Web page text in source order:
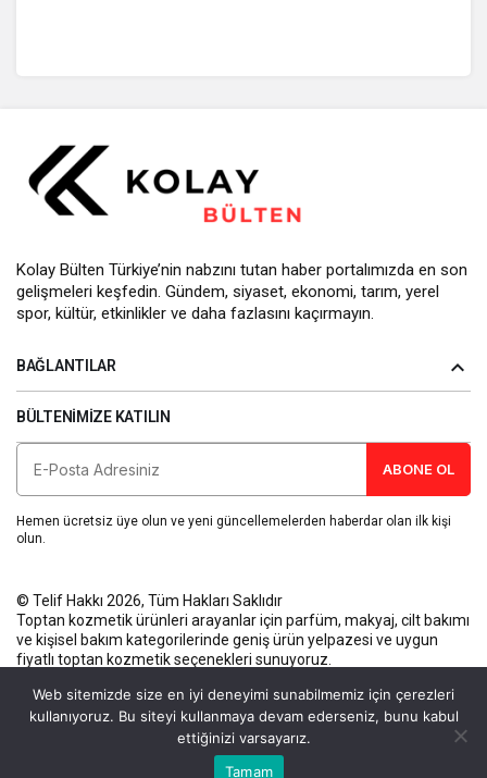
Bu web sitesinde en iyi deneyimi yaşamanızı sağlamak için
Kolay Bülten Türkiye’nin nabzını tutan haber portalımızda en son
gelişmeleri keşfedin. Gündem, siyaset, ekonomi, tarım, yerel
spor, kültür, etkinlikler ve daha fazlasını kaçırmayın.
BAĞLANTILAR
BÜLTENIMIZE KATILIN
ABONE OL
Hemen ücretsiz üye olun ve yeni güncellemelerden haberdar olan ilk kişi
olun.
© Telif Hakkı 2026, Tüm Hakları Saklıdır
Toptan kozmetik ürünleri arayanlar için parfüm, makyaj, cilt bakımı
ve kişisel bakım kategorilerinde geniş ürün yelpazesi ve uygun
fiyatlı toptan kozmetik seçenekleri sunuyoruz.
Eczaneler
Web sitemizde size en iyi deneyimi sunabilmemiz için çerezleri
kullanıyoruz. Bu siteyi kullanmaya devam ederseniz, bunu kabul
ettiğinizi varsayarız.
Tamam